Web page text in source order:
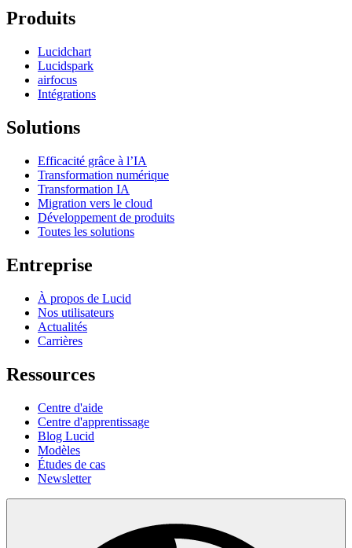
Produits
Lucidchart
Lucidspark
airfocus
Intégrations
Solutions
Efficacité grâce à l’IA
Transformation numérique
Transformation IA
Migration vers le cloud
Développement de produits
Toutes les solutions
Entreprise
À propos de Lucid
Nos utilisateurs
Actualités
Carrières
Ressources
Centre d'aide
Centre d'apprentissage
Blog Lucid
Modèles
Études de cas
Newsletter